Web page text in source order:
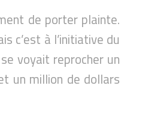
de porter plainte.
c’est à l’initiative du
voyait reprocher un
un million de dollars